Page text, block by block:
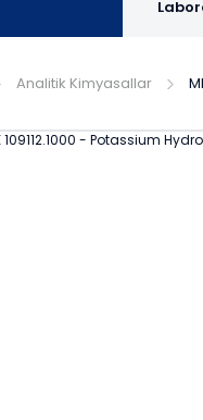
Analitik Kimyasallar